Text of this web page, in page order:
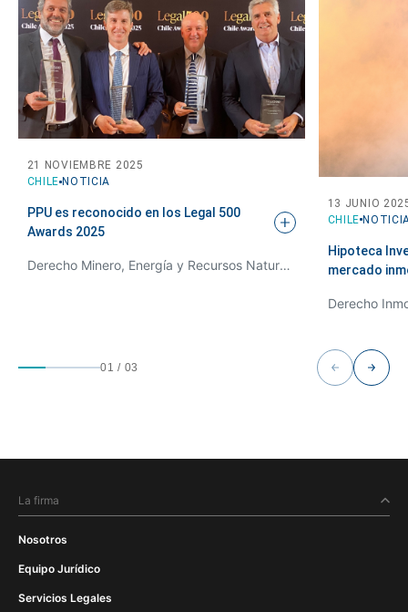
CHILE NOTICIA
21 NOVIEMBRE 2025
PPU es reconocido en los Legal 500
Awards 2025
Derecho Minero, Energía y Recursos Naturales, Derecho de Recursos Hídricos, Derecho Inmobiliario y Urbanístico
CHILE
13 JUNIO
Hipoteca
mercado
Derecho
01 / 03
La firma
Nosotros
Equipo Jurídico
Servicios Legales